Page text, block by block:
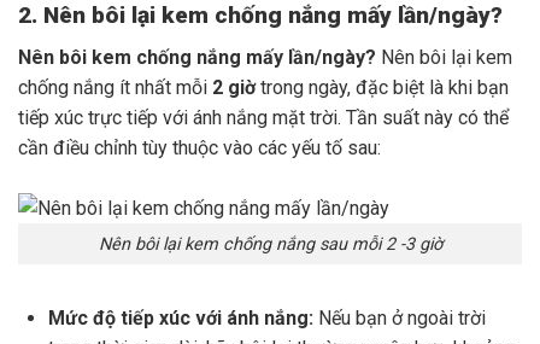
2. Nên bôi lại kem chống nắng mấy lần/ngày?
Nên bôi kem chống nắng mấy lần/ngày? Nên bôi lại kem
chống nắng ít nhất mỗi 2 giờtrong ngày, đặc biệt là khi bạn
tiếp xúc trực tiếp với ánh nắng mặt trời. Tần suất này có thể
cần điều chỉnh tùy thuộc vào các yếu tố sau:
Nên bôi lại kem chống nắng sau mỗi 2 -3 giờ
Mức độ tiếp xúc với ánh nắng: Nếu bạn ở ngoài trời